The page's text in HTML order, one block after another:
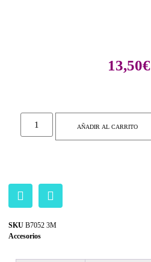
13,50€
AÑADIR AL CARRITO
SKU B7052 3M
Accesorios